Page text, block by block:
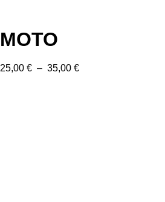
MOTO
25,00 € – 35,00 €